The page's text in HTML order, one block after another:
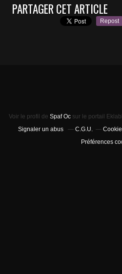
PARTAGER CET ARTICLE
Repost
Voir le profil de Spaf Oc sur le portail
Signaler un abus
C.G.U.
Préférences